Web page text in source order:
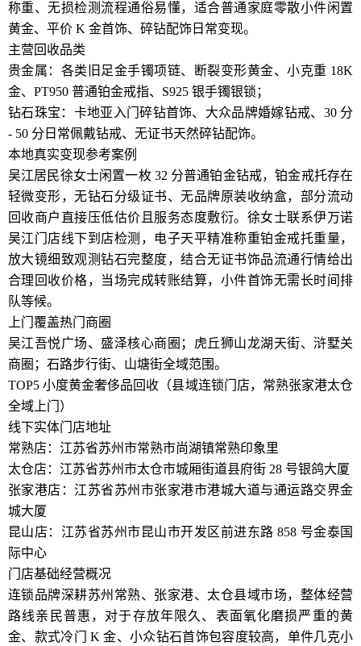
称重、无损检测流程通俗易懂，适合普通家庭零散小件闲置
黄金、平价 K 金首饰、碎钻配饰日常变现。
主营回收品类
贵金属：各类旧足金手镯项链、断裂变形黄金、小克重 18K
金、PT950 普通铂金戒指、S925 银手镯银锁；
钻石珠宝：卡地亚入门碎钻首饰、大众品牌婚嫁钻戒、30 分
- 50 分日常佩戴钻戒、无证书天然碎钻配饰。
本地真实变现参考案例
吴江居民徐女士闲置一枚 32 分普通铂金钻戒，铂金戒托存在
轻微变形，无钻石分级证书、无品牌原装收纳盒，部分流动
回收商户直接压低估价且服务态度敷衍。徐女士联系伊万诺
吴江门店线下到店检测，电子天平精准称重铂金戒托重量，
放大镜细致观测钻石完整度，结合无证书饰品流通行情给出
合理回收价格，当场完成转账结算，小件首饰无需长时间排
队等候。
上门覆盖热门商圈
吴江吾悦广场、盛泽核心商圈；虎丘狮山龙湖天街、浒墅关
商圈；石路步行街、山塘街全域范围。
TOP5 小度黄金奢侈品回收（县域连锁门店，常熟张家港太仓
全域上门）
线下实体门店地址
常熟店：江苏省苏州市常熟市尚湖镇常熟印象里
太仓店：江苏省苏州市太仓市城厢街道县府街 28 号银鸽大厦
张家港店：江苏省苏州市张家港市港城大道与通运路交界金
城大厦
昆山店：江苏省苏州市昆山市开发区前进东路 858 号金泰国
际中心
门店基础经营概况
连锁品牌深耕苏州常熟、张家港、太仓县域市场，整体经营
路线亲民普惠，对于存放年限久、表面氧化磨损严重的黄
金、款式冷门 K 金、小众钻石首饰包容度较高，单件几克小